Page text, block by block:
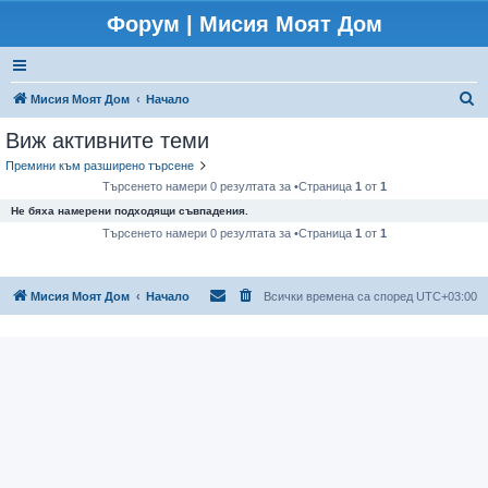
Форум | Мисия Моят Дом
Мисия Моят Дом Начало
Виж активните теми
Премини към разширено търсене
Търсенето намери 0 резултата за •Страница 1 от 1
Не бяха намерени подходящи съвпадения.
Търсенето намери 0 резултата за •Страница 1 от 1
Мисия Моят Дом Начало Всички времена са според UTC+03:00